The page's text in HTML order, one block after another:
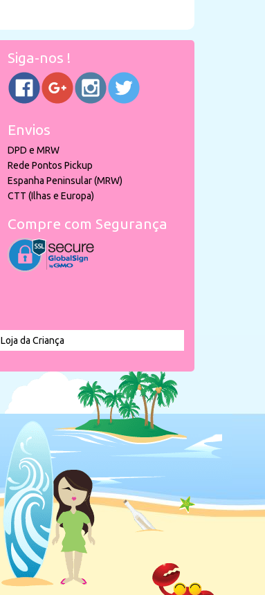
Siga-nos !
Envios
DPD e MRW
Rede Pontos Pickup
Espanha Peninsular (MRW)
CTT (Ilhas e Europa)
Compre com Segurança
Loja da Criança